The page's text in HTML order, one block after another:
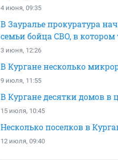
4 июня, 09:35
В Зауралье прокуратура
семьи бойца СВО, в
3 июня, 12:26
В Кургане несколько
9 июля, 11:55
В Кургане десятки домов в
15 июля, 10:45
Несколько поселков в
12 июля, 09:40